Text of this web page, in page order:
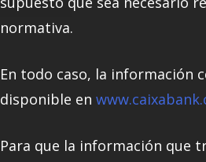
normativa.
En todo caso, la información
disponible en
Para que la información que